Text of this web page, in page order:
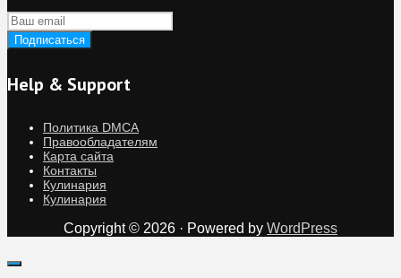
Help & Support
Политика DMCA
Правообладателям
Карта сайта
Контакты
Кулинария
Кулинария
Copyright © 2026 · Powered by WordPress